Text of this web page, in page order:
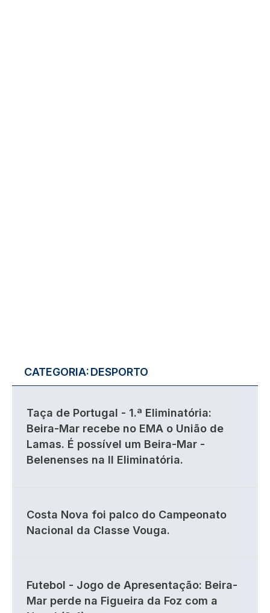
CATEGORIA:DESPORTO
Taça de Portugal - 1.ª Eliminatória:
Beira-Mar recebe no EMA o União de
Lamas. É possível um Beira-Mar -
Belenenses na II Eliminatória.
Costa Nova foi palco do Campeonato
Nacional da Classe Vouga.
Futebol - Jogo de Apresentação: Beira-
Mar perde na Figueira da Foz com a